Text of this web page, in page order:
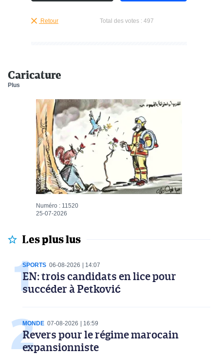
Retour Total des votes : 497
Caricature
Plus
Numéro : 11520
25-07-2026
Les plus lus
SPORTS 06-08-2026 14:07
EN: trois candidats en lice pour
succéder à Petković
MONDE 07-08-2026 16:59
Revers pour le régime marocain
expansionniste